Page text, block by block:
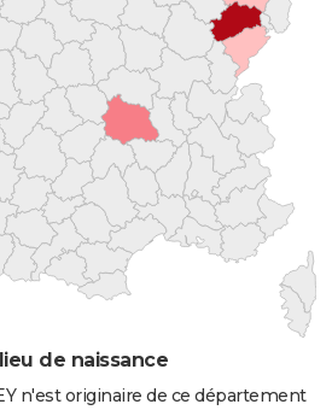
de naissance
n'est originaire de ce département